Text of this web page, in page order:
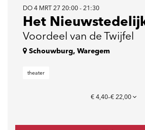
Het
Voordeel van de Twijfel
DO 4 MRT 27 20:00 - 21:30
Schouwburg, Waregem
theater
€ 4,40–€ 22,00